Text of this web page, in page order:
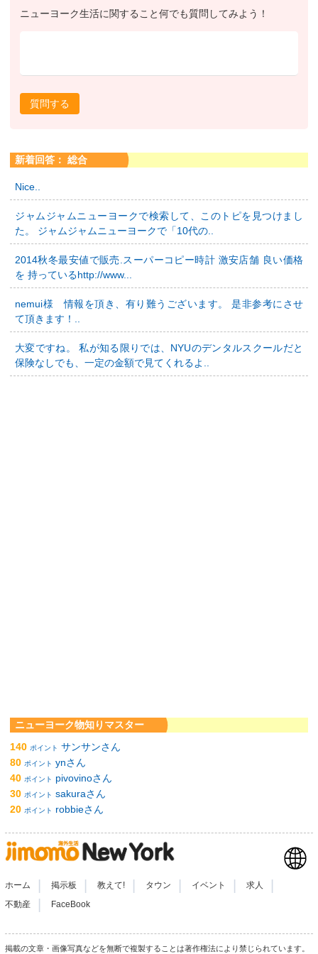
ニューヨーク生活に関すること何でも質問してみよう！
質問する
新着回答： 総合
Nice..
ジャムジャムニューヨークで検索して、このトピを見つけまし
た。 ジャムジャムニューヨークで「10代の..
2014秋冬最安値で販売.スーパーコピー時計 激安店舗 良い価格
を 持っているhttp://www...
nemui様 情報を頂き、有り難うございます。 是非参考にさせ
て頂きます！..
大変ですね。 私が知る限りでは、NYUのデンタルスクールだと
保険なしでも、一定の金額で見てくれるよ..
ニューヨーク物知りマスター
140 ポイント サンサンさん
80 ポイント ynさん
40 ポイント
pivovinoさん
30 ポイント sakuraさん
20 ポイント robbieさん
ホーム 掲示板 教えて! タウン イベント 求人
不動産 FaceBook
掲載の文章・画像写真などを無断で複製することは著作権法により禁じられています。